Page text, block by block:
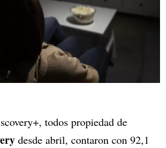
todos propiedad de
desde abril, contaron con 92,1